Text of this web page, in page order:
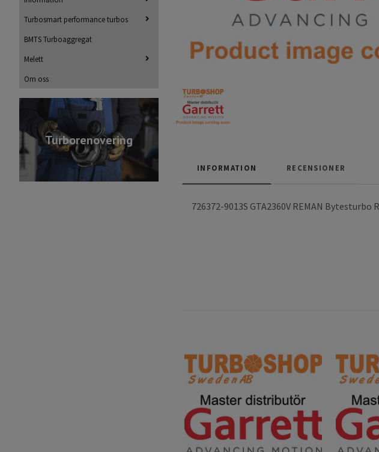
Turbosmart performance turbos
BMTS Turboaggregat
Melett
Om oss
Turborenovering
INFORMATION RECENSIONER
726372-9013S GTA2360V REMAN Bytesturbo